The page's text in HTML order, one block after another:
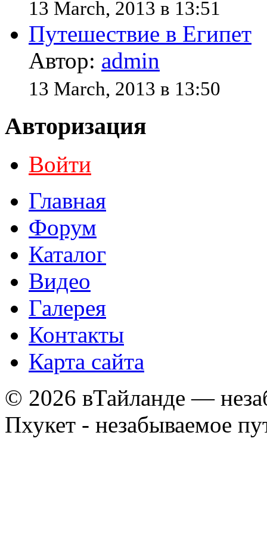
13 March, 2013 в 13:51
Путешествие в Египет
Автор: admin
13 March, 2013 в 13:50
Авторизация
Войти
Главная
Форум
Каталог
Видео
Галерея
Контакты
Карта сайта
© 2026 вТайланде —
Пхукет - незабываемое